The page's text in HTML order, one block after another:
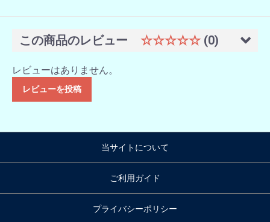
この商品のレビュー ☆☆☆☆☆ (0)
レビューはありません。
レビューを投稿
当サイトについて
ご利用ガイド
プライバシーポリシー